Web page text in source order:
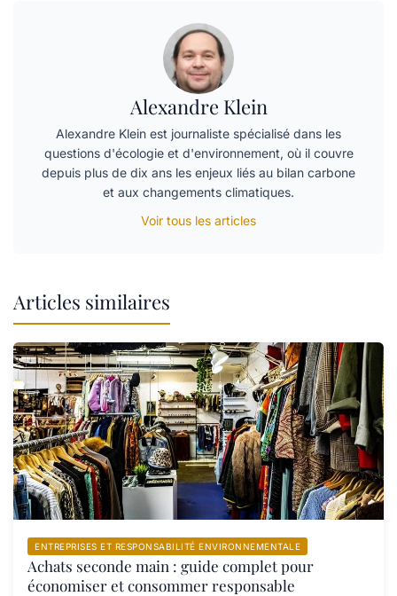
Alexandre Klein
Alexandre Klein est journaliste spécialisé dans les
questions d'écologie et d'environnement, où il couvre
depuis plus de dix ans les enjeux liés au bilan carbone
et aux changements climatiques.
Voir tous les articles
Articles similaires
ENTREPRISES ET RESPONSABILITÉ ENVIRONNEMENTALE
Achats seconde main : guide complet pour
économiser et consommer responsable